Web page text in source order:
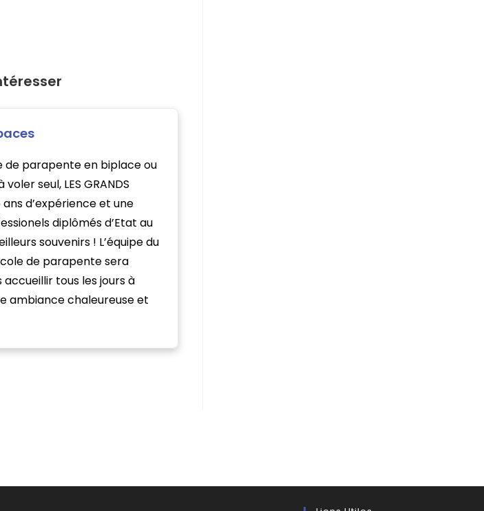
de parapente en biplace ou
seul, LES GRANDS
ans d’expérience et une
diplômés d’Etat au
souvenirs ! L’équipe du
de parapente sera
accueillir tous les jours à
ambiance chaleureuse et